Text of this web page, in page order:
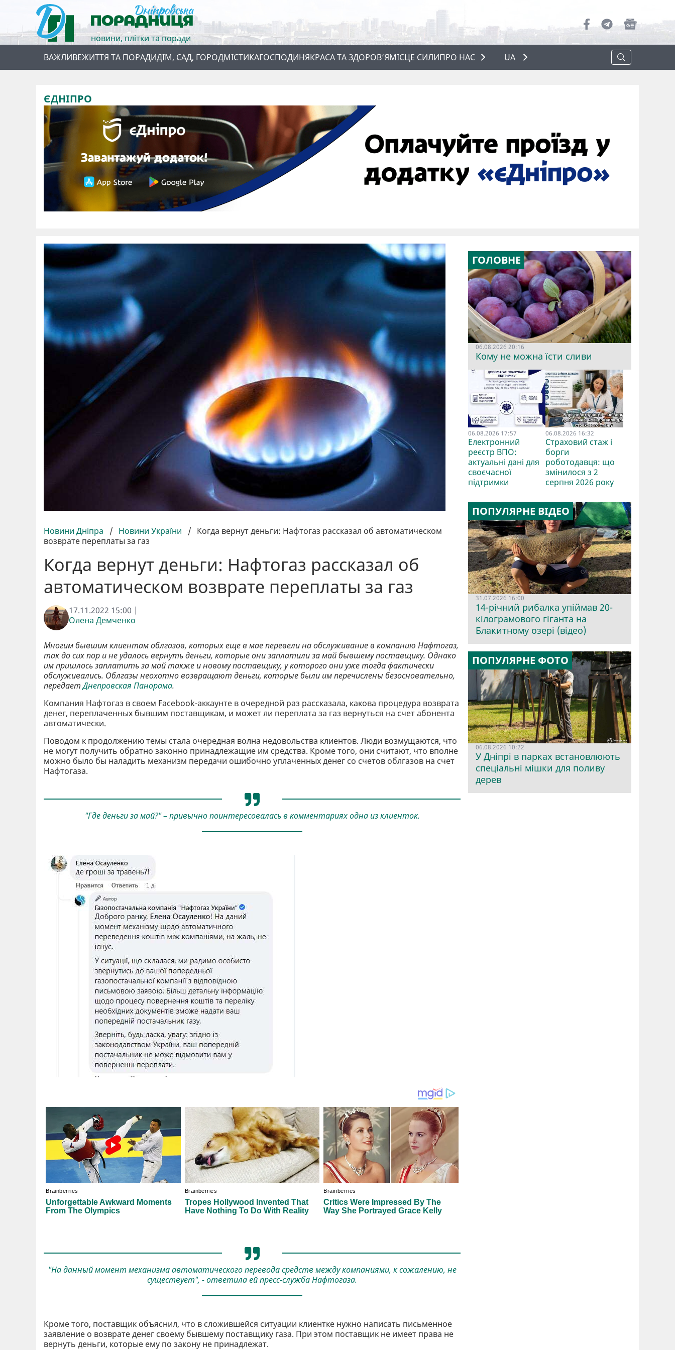
новини, плітки та поради
ВАЖЛИВЕЖИТТЯ ТА ПОРАДИДІМ, САД, ГОРОДМІСТИКАГОСПОДИНЯКРАСА ТА ЗДОРОВ’ЯМІСЦЕ СИЛИПРО НАС
ПРО НАС
UA
ЄДНІПРО
Новини Дніпра / Новини України / Когда вернут деньги: Нафтогаз рассказал об автоматическом
возврате переплаты за газ
Когда вернут деньги: Нафтогаз рассказал об
автоматическом возврате переплаты за газ
17.11.2022 15:00 |
Олена Демченко
Многим бывшим клиентам облгазов, которых еще в мае перевели на обслуживание в компанию Нафтогаз,
так до сих пор и не удалось вернуть деньги, которые они заплатили за май бывшему поставщику. Однако
им пришлось заплатить за май также и новому поставщику, у которого они уже тогда фактически
обслуживались. Облгазы неохотно возвращают деньги, которые были им перечислены безосновательно,
передаетДнепровская Панорама.
Компания Нафтогаз в своем Facebook-аккаунте в очередной раз рассказала, какова процедура возврата
денег, переплаченных бывшим поставщикам, и может ли переплата за газ вернуться на счет абонента
автоматически.
Поводом к продолжению темы стала очередная волна недовольства клиентов. Люди возмущаются, что
не могут получить обратно законно принадлежащие им средства. Кроме того, они считают, что вполне
можно было бы наладить механизм передачи ошибочно уплаченных денег со счетов облгазов на счет
Нафтогаза.
"Где деньги за май?" – привычно поинтересовалась в комментариях одна из клиенток.
"На данный момент механизма автоматического перевода средств между компаниями, к сожалению, не
существует", - ответила ей пресс-служба Нафтогаза.
Кроме того, поставщик объяснил, что в сложившейся ситуации клиентке нужно написать письменное
заявление о возврате денег своему бывшему поставщику газа. При этом поставщик не имеет права не
вернуть деньги, которые ему по закону не принадлежат.
ГОЛОВНЕ
06.08.2026 20:16
Кому не можна їсти сливи
06.08.2026 17:57
Електронний
реєстр ВПО:
актуальні дані для
своєчасної
підтримки
06.08.2026 16:32
Страховий стаж і
борги
роботодавця: що
змінилося з 2
серпня 2026 року
ПОПУЛЯРНЕ ВІДЕО
31.07.2026 16:00
14-річний рибалка упіймав 20-
кілограмового гіганта на
Блакитному озері (відео)
ПОПУЛЯРНЕ ФОТО
06.08.2026 10:22
У Дніпрі в парках встановлюють
спеціальні мішки для поливу
дерев